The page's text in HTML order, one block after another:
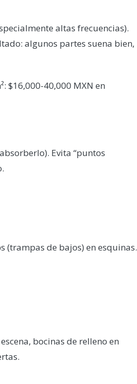
altas frecuencias).
algunos partes suena bien,
$16,000-40,000 MXN en
Evita “puntos
(trampas de bajos) en esquinas.
bocinas de relleno en